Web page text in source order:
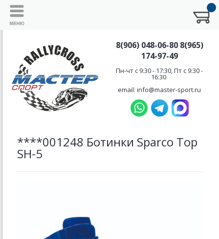
8(906) 048-06-80 8(965)
174-97-49
Пн-чт с 9:30 - 17:30, Пт с 9:30 -
16:30
email: info@master-sport.ru
****001248 Ботинки Sparco Top
SH-5